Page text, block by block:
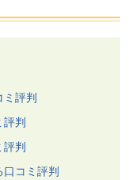
ミ評判
評判
評判
口コミ評判